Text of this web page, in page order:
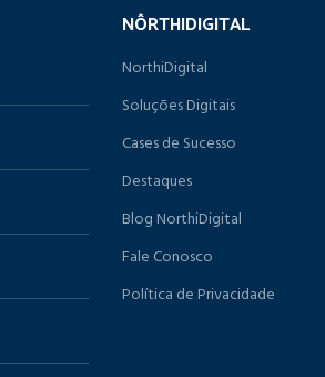
NÔRTHIDIGITAL
NorthiDigital
Soluções Digitais
Cases de Sucesso
Destaques
Blog NorthiDigital
Fale Conosco
Política de Privacidade